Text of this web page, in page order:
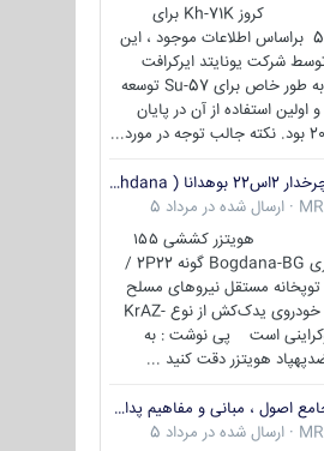
بسم ا... کروز Kh-71K برای
سوخو-57 براساس اطلاعات موجود ، این
شرکت یونایتد ایرکرافت
(OAK) به طور خاص برای Su-57 توسعه
اولین استفاده از آن در پایان
هویتزر چرخدار 2اس22 بوهدانا ( wheeled howitzer 2S22 Bohdana )
· ارسال شده در مرداد 5
بسم ا... هویتزر کششی ۱۵۵
میلی‌متری Bogdana-BG گونه 2P22 /
۵۰ توپخانه مستقل نیروهای مسلح
اوکراین خودروی یدک‌کش از نوع KrAZ-
اوکراینی است پی نوشت : به
ضدپهپاد هویتزر دقت کنید ...
تاپیک جامع اصول ، مبانی و مفاهیم پدافند غیر عامل
· ارسال شده در مرداد 5